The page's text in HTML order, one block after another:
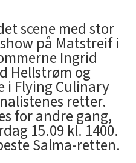
scene med stor
på Matstreif i
Ingrid
Hellstrøm og
i Flying Culinary
retter.
for andre gang,
15.09 kl. 1400.
Salma-retten.